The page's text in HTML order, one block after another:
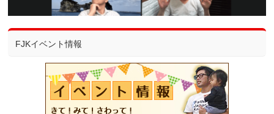
FJKイベント情報